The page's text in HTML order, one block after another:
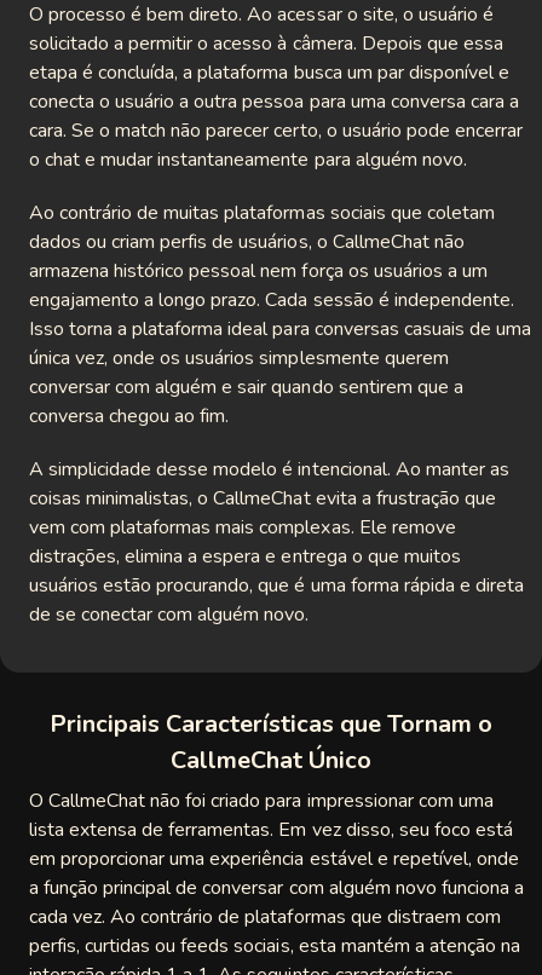
O processo é bem direto. Ao acessar o site, o usuário é
solicitado a permitir o acesso à câmera. Depois que essa
etapa é concluída, a plataforma busca um par disponível e
conecta o usuário a outra pessoa para uma conversa cara a
cara. Se o match não parecer certo, o usuário pode encerrar
o chat e mudar instantaneamente para alguém novo.
Ao contrário de muitas plataformas sociais que coletam
dados ou criam perfis de usuários, o CallmeChat não
armazena histórico pessoal nem força os usuários a um
engajamento a longo prazo. Cada sessão é independente.
Isso torna a plataforma ideal para conversas casuais de uma
única vez, onde os usuários simplesmente querem
conversar com alguém e sair quando sentirem que a
conversa chegou ao fim.
A simplicidade desse modelo é intencional. Ao manter as
coisas minimalistas, o CallmeChat evita a frustração que
vem com plataformas mais complexas. Ele remove
distrações, elimina a espera e entrega o que muitos
usuários estão procurando, que é uma forma rápida e direta
de se conectar com alguém novo.
Principais Características que Tornam o
CallmeChat Único
O CallmeChat não foi criado para impressionar com uma
lista extensa de ferramentas. Em vez disso, seu foco está
em proporcionar uma experiência estável e repetível, onde
a função principal de conversar com alguém novo funciona a
cada vez. Ao contrário de plataformas que distraem com
perfis, curtidas ou feeds sociais, esta mantém a atenção na